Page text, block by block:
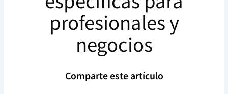
profesionales y
negocios
Comparte este artículo